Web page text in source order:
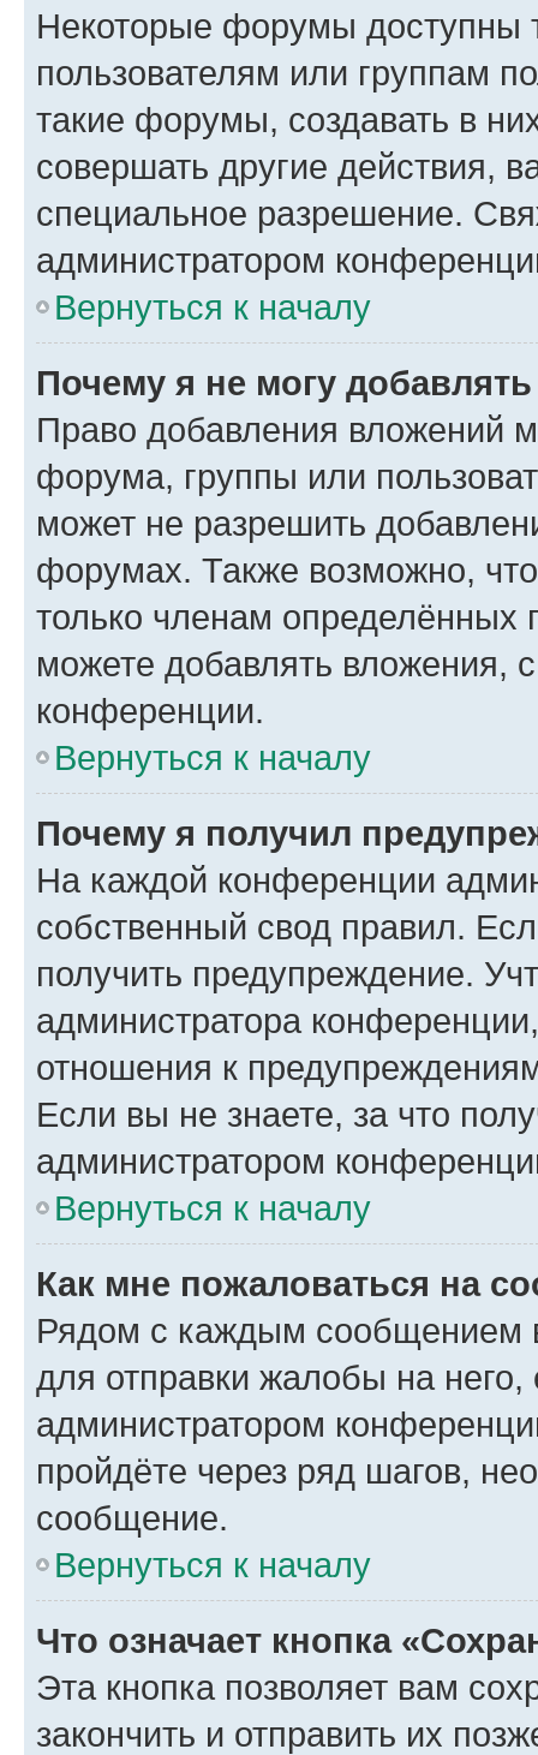
Некоторые форумы доступны
пользователям или группам
такие форумы, создавать в
совершать другие действия,
специальное разрешение.
администратором
Вернуться к началу
Почему я не могу
Право добавления вложений
форума, группы или
может не разрешить
форумах. Также возможно,
только членам определённых
можете добавлять вложения,
конференции.
Вернуться к началу
Почему я получил
На каждой конференции
собственный свод правил.
получить предупреждение.
администратора
отношения к
Если вы не знаете, за что
администратором
Вернуться к началу
Как мне пожаловаться на
Рядом с каждым сообщением
для отправки жалобы на
администратором
пройдёте через ряд шагов,
сообщение.
Вернуться к началу
Что означает кнопка
Эта кнопка позволяет вам
закончить и отправить их